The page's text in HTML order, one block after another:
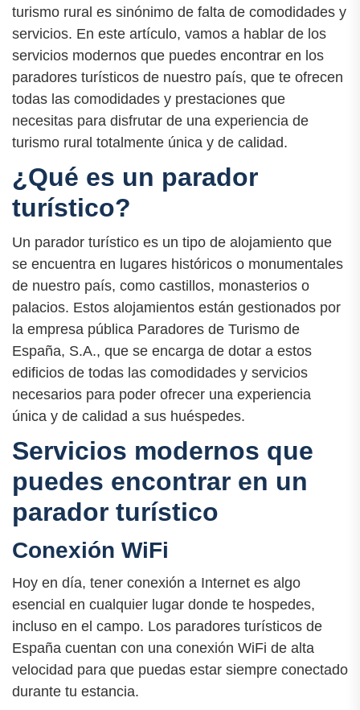
turismo rural es sinónimo de falta de comodidades y
servicios. En este artículo, vamos a hablar de los
servicios modernos que puedes encontrar en los
paradores turísticos de nuestro país, que te ofrecen
todas las comodidades y prestaciones que
necesitas para disfrutar de una experiencia de
turismo rural totalmente única y de calidad.
¿Qué es un parador
turístico?
Un parador turístico es un tipo de alojamiento que
se encuentra en lugares históricos o monumentales
de nuestro país, como castillos, monasterios o
palacios. Estos alojamientos están gestionados por
la empresa pública Paradores de Turismo de
España, S.A., que se encarga de dotar a estos
edificios de todas las comodidades y servicios
necesarios para poder ofrecer una experiencia
única y de calidad a sus huéspedes.
Servicios modernos que
puedes encontrar en un
parador turístico
Conexión WiFi
Hoy en día, tener conexión a Internet es algo
esencial en cualquier lugar donde te hospedes,
incluso en el campo. Los paradores turísticos de
España cuentan con una conexión WiFi de alta
velocidad para que puedas estar siempre conectado
durante tu estancia.